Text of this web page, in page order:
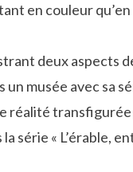
en couleur
deux aspects
musée avec sa
réalité transfigurée
série « L’érable,